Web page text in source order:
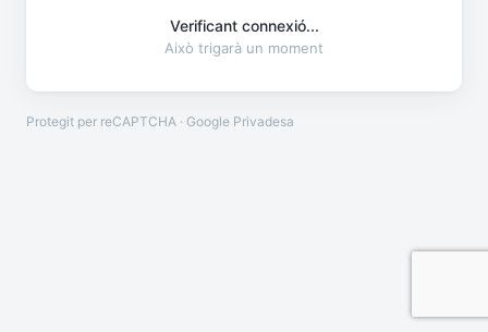
Verificant connexió...
Això trigarà un moment
Protegit per reCAPTCHA · Google Privadesa